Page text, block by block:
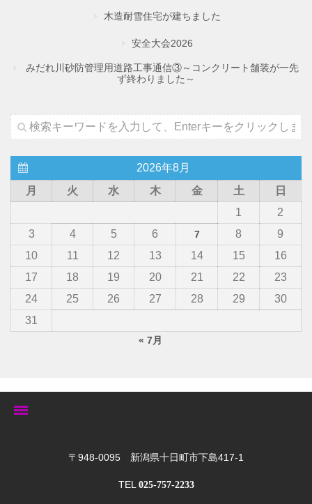
木造耐雪住宅が建ちました
安全大会2026
みだれ川砂防管理用道路工事通信③～コンクリート舗装が一先
ず終わりました～
2026年8月
月
火 水 木 金 土
日
1
2
3
4 5 6 7 8
9
10
11 12 13 14 15
16
17
18 19 20 21 22
23
24
25 26 27 28 29
30
31
« 7月
〒948-0095 新潟県十日町市下島417-1
TEL 025-757-2233